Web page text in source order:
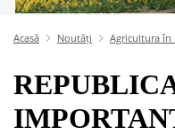
Acasă Noutăți Agricultura în